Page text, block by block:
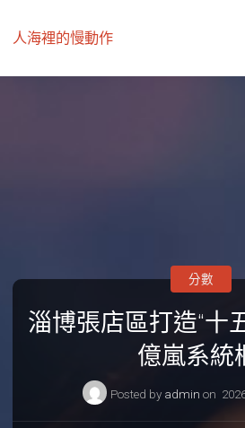
人海裡的慢動作
淄博張店區打造“十
億嵐系統
Posted by admin on
分數